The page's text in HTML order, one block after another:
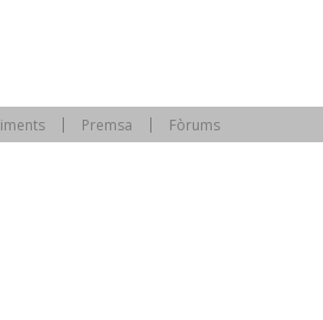
Premsa Fòrums